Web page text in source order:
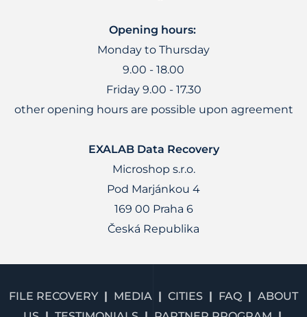
Opening hours:
Monday to Thursday
9.00 - 18.00
Friday 9.00 - 17.30
other opening hours are possible upon agreement
EXALAB Data Recovery
Microshop s.r.o.
Pod Marjánkou 4
169 00 Praha 6
Česká Republika
FILE RECOVERY MEDIA CITIES FAQ
ABOUT